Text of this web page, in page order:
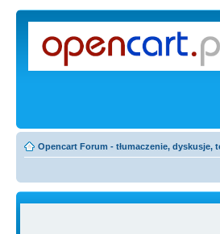
Opencart Forum - tłumaczenie, dyskusje,